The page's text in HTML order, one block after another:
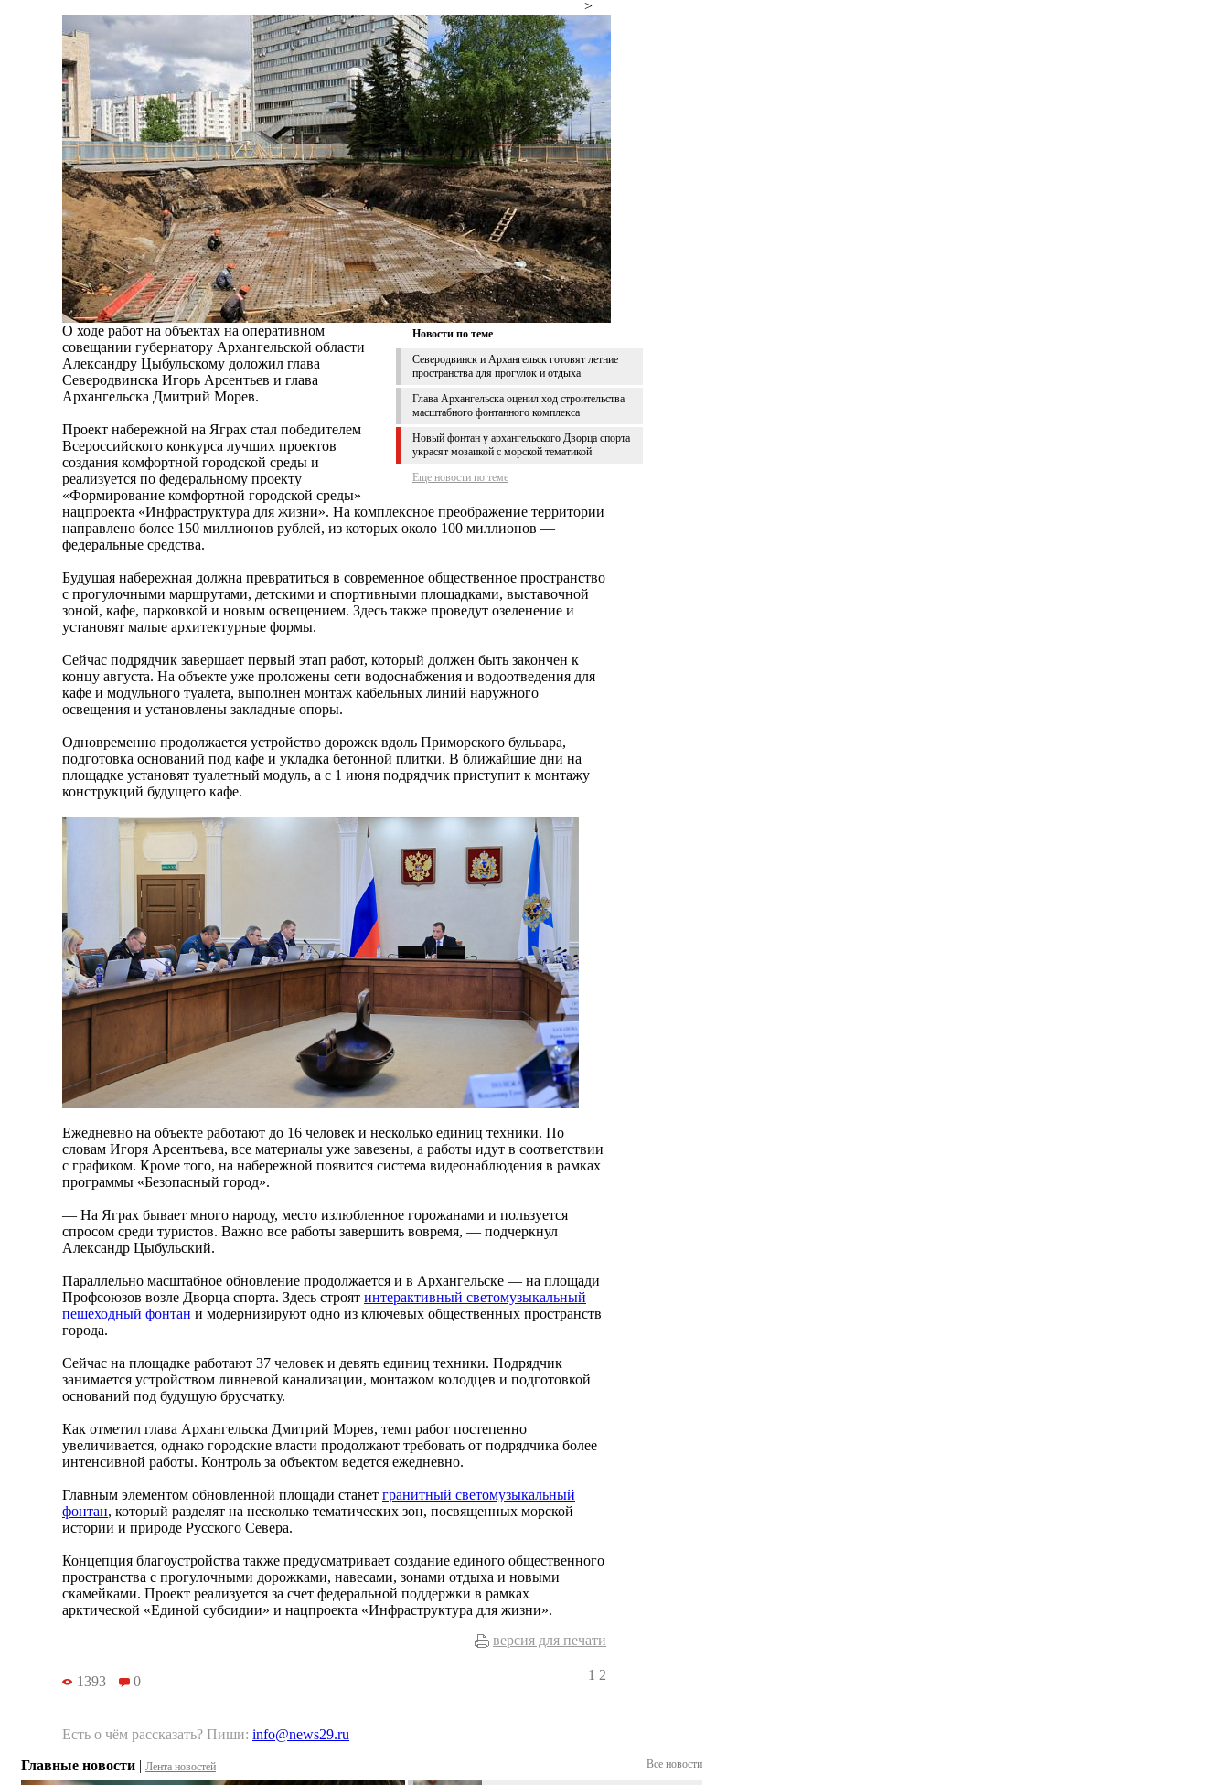
>
Новости по теме
Северодвинск и Архангельск готовят летние
пространства для прогулок и отдыха
Глава Архангельска оценил ход строительства
масштабного фонтанного комплекса
Новый фонтан у архангельского Дворца спорта
украсят мозаикой с морской тематикой
Еще новости по теме
О ходе работ на объектах на оперативном
совещании губернатору Архангельской области
Александру Цыбульскому доложил глава
Северодвинска Игорь Арсентьев и глава
Архангельска Дмитрий Морев.
Проект набережной на Яграх стал победителем
Всероссийского конкурса лучших проектов
создания комфортной городской среды и
реализуется по федеральному проекту
«Формирование комфортной городской среды»
нацпроекта «Инфраструктура для жизни». На комплексное преображение территории
направлено более 150 миллионов рублей, из которых около 100 миллионов —
федеральные средства.
Будущая набережная должна превратиться в современное общественное пространство
с прогулочными маршрутами, детскими и спортивными площадками, выставочной
зоной, кафе, парковкой и новым освещением. Здесь также проведут озеленение и
установят малые архитектурные формы.
Сейчас подрядчик завершает первый этап работ, который должен быть закончен к
концу августа. На объекте уже проложены сети водоснабжения и водоотведения для
кафе и модульного туалета, выполнен монтаж кабельных линий наружного
освещения и установлены закладные опоры.
Одновременно продолжается устройство дорожек вдоль Приморского бульвара,
подготовка оснований под кафе и укладка бетонной плитки. В ближайшие дни на
площадке установят туалетный модуль, а с 1 июня подрядчик приступит к монтажу
конструкций будущего кафе.
Ежедневно на объекте работают до 16 человек и несколько единиц техники. По
словам Игоря Арсентьева, все материалы уже завезены, а работы идут в соответствии
с графиком. Кроме того, на набережной появится система видеонаблюдения в рамках
программы «Безопасный город».
— На Яграх бывает много народу, место излюбленное горожанами и пользуется
спросом среди туристов. Важно все работы завершить вовремя, — подчеркнул
Александр Цыбульский.
Параллельно масштабное обновление продолжается и в Архангельске — на площади
Профсоюзов возле Дворца спорта. Здесь строят интерактивный светомузыкальный
пешеходный фонтан и модернизируют одно из ключевых общественных пространств
города.
Сейчас на площадке работают 37 человек и девять единиц техники. Подрядчик
занимается устройством ливневой канализации, монтажом колодцев и подготовкой
оснований под будущую брусчатку.
Как отметил глава Архангельска Дмитрий Морев, темп работ постепенно
увеличивается, однако городские власти продолжают требовать от подрядчика более
интенсивной работы. Контроль за объектом ведется ежедневно.
Главным элементом обновленной площади станет гранитный светомузыкальный
фонтан, который разделят на несколько тематических зон, посвященных морской
истории и природе Русского Севера.
Концепция благоустройства также предусматривает создание единого общественного
пространства с прогулочными дорожками, навесами, зонами отдыха и новыми
скамейками. Проект реализуется за счет федеральной поддержки в рамках
арктической «Единой субсидии» и нацпроекта «Инфраструктура для жизни».
версия для печати
1393 0 1 2
Есть о чём рассказать? Пиши: info@news29.ru
Главные новости | Лента новостей Все новости